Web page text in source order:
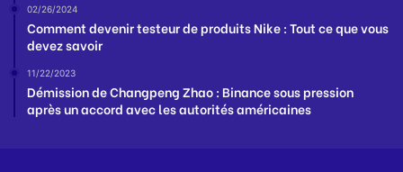
02/26/2024
Comment devenir testeur de produits Nike : Tout ce que vous
devez savoir
11/22/2023
Démission de Changpeng Zhao : Binance sous pression
après un accord avec les autorités américaines